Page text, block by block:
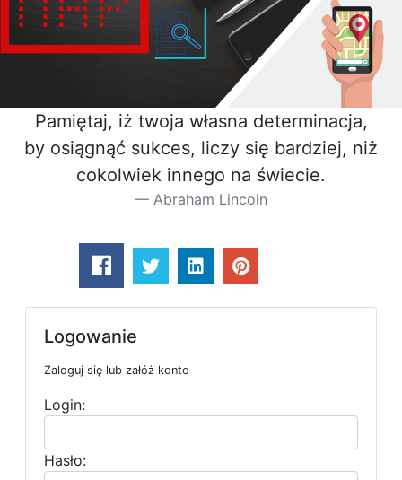
Pamiętaj, iż twoja własna determinacja,
by osiągnąć sukces, liczy się bardziej, niż
cokolwiek innego na świecie.
Abraham Lincoln
Logowanie
Zaloguj się lub załóż konto
Login:
Hasło: